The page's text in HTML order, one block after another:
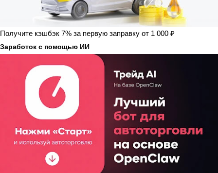
Получите кэшбэк 7% за первую заправку от 1 000 ₽
Заработок с помощью ИИ